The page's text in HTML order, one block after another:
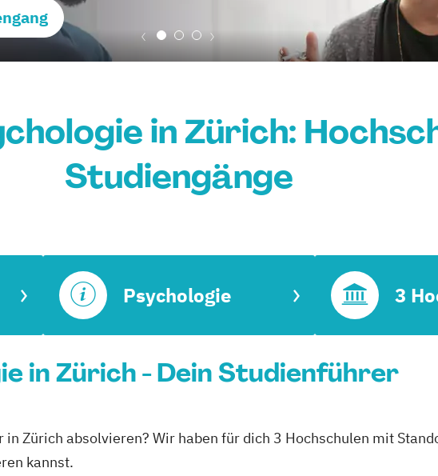
in Zürich:
Studiengänge
Psychologie 3
in Zürich - Dein Studienführer
Zürich absolvieren? Wir haben für dich 3 Hochschulen mit
kannst.